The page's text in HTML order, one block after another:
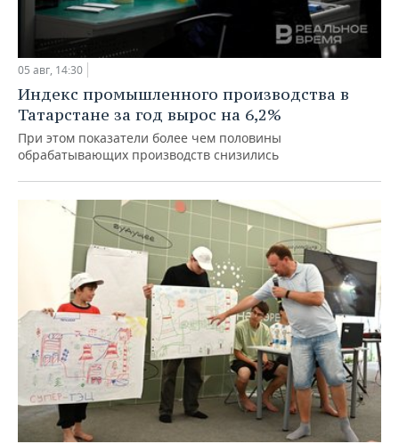
05 авг, 14:30
Индекс промышленного производства в
Татарстане за год вырос на 6,2%
При этом показатели более чем половины
обрабатывающих производств снизились